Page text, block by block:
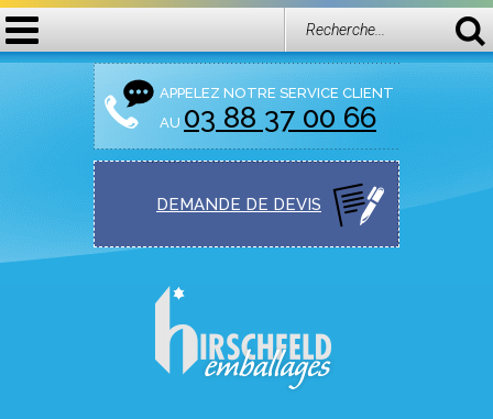
APPELEZ NOTRE SERVICE CLIENT
AU 03 88 37 00 66
DEMANDE DE DEVIS